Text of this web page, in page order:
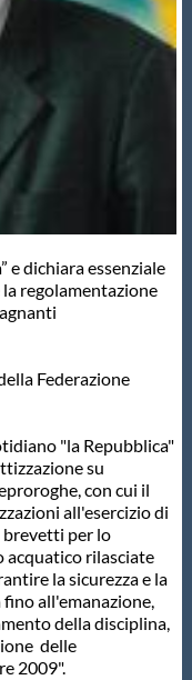
e dichiara essenziale
regolamentazione
Federazione
"la Repubblica"
su
con cui il
all'esercizio di
brevetti per lo
rilasciate
la sicurezza e la
all'emanazione,
della disciplina,
delle
2009".